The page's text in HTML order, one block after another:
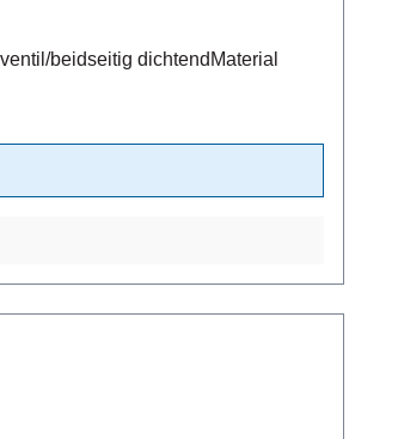
beidseitig dichtendMaterial